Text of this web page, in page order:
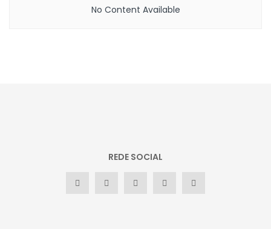
No Content Available
REDE SOCIAL